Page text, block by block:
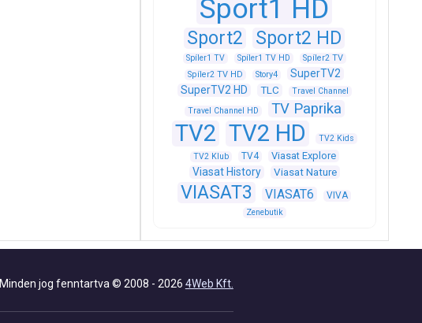
Sport1 HD
Sport2 Sport2 HD
Spíler1 TV Spíler1 TV HD
Spíler2 TV
Spíler2 TV HD
Story4
SuperTV2
SuperTV2 HD
TLC
Travel Channel
Travel Channel HD
TV Paprika
TV2 TV2 HD
TV2 Kids
TV2 Klub
TV4 Viasat Explore
Viasat History Viasat Nature
VIASAT3 VIASAT6 VIVA
Zenebutik
Minden jog fenntartva © 2008 - 2026 4Web Kft.